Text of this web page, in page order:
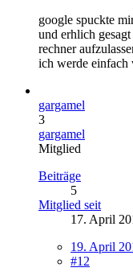
google spuckte
und erhlich
rechner
ich werde einfach
gargamel
3
gargamel
Mitglied
Beiträge
5
Mitglied seit
17. April
19. April
#12